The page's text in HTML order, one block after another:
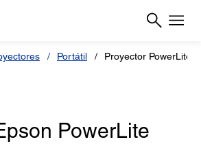
Portátil Proyector PowerLite
PowerLite